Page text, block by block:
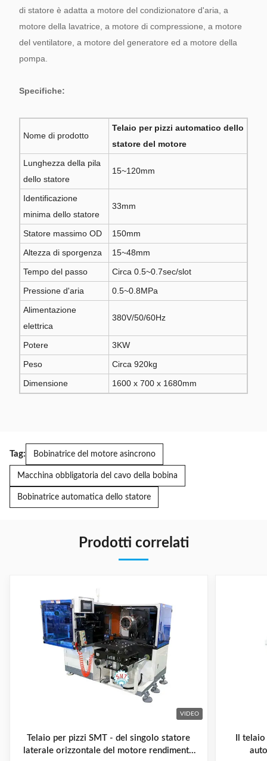
di statore è adatta a motore del condizionatore d'aria, a
motore della lavatrice, a motore di compressione, a motore
del ventilatore, a motore del generatore ed a motore della
pompa.
Specifiche:
Nome di prodotto
Telaio per pizzi automatico dello
statore del motore
Lunghezza della pila
dello statore
15~120mm
Identificazione
minima dello statore
33mm
Statore massimo OD
150mm
Altezza di sporgenza
15~48mm
Tempo del passo
Circa 0.5~0.7sec/slot
Pressione d'aria
0.5~0.8MPa
Alimentazione
elettrica
380V/50/60Hz
Potere
3KW
Peso
Circa 920kg
Dimensione
1600 x 700 x 1680mm
Tag: Bobinatrice del motore asincrono
Macchina obbligatoria del cavo della bobina
Bobinatrice automatica dello statore
Prodotti correlati
VIDEO
Telaio per pizzi SMT - del singolo statore
laterale orizzontale del motore rendimento
Il